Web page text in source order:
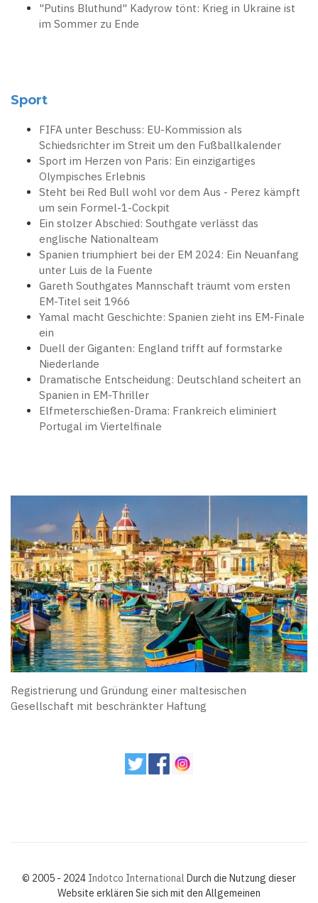
"Putins Bluthund" Kadyrow tönt: Krieg in Ukraine ist
im Sommer zu Ende
Sport
FIFA unter Beschuss: EU-Kommission als
Schiedsrichter im Streit um den Fußballkalender
Sport im Herzen von Paris: Ein einzigartiges
Olympisches Erlebnis
Steht bei Red Bull wohl vor dem Aus - Perez kämpft
um sein Formel-1-Cockpit
Ein stolzer Abschied: Southgate verlässt das
englische Nationalteam
Spanien triumphiert bei der EM 2024: Ein Neuanfang
unter Luis de la Fuente
Gareth Southgates Mannschaft träumt vom ersten
EM-Titel seit 1966
Yamal macht Geschichte: Spanien zieht ins EM-Finale
ein
Duell der Giganten: England trifft auf formstarke
Niederlande
Dramatische Entscheidung: Deutschland scheitert an
Spanien in EM-Thriller
Elfmeterschießen-Drama: Frankreich eliminiert
Portugal im Viertelfinale
Registrierung und Gründung einer maltesischen
Gesellschaft mit beschränkter Haftung
© 2005 - 2024 Indotco International Durch die Nutzung dieser
Website erklären Sie sich mit den Allgemeinen